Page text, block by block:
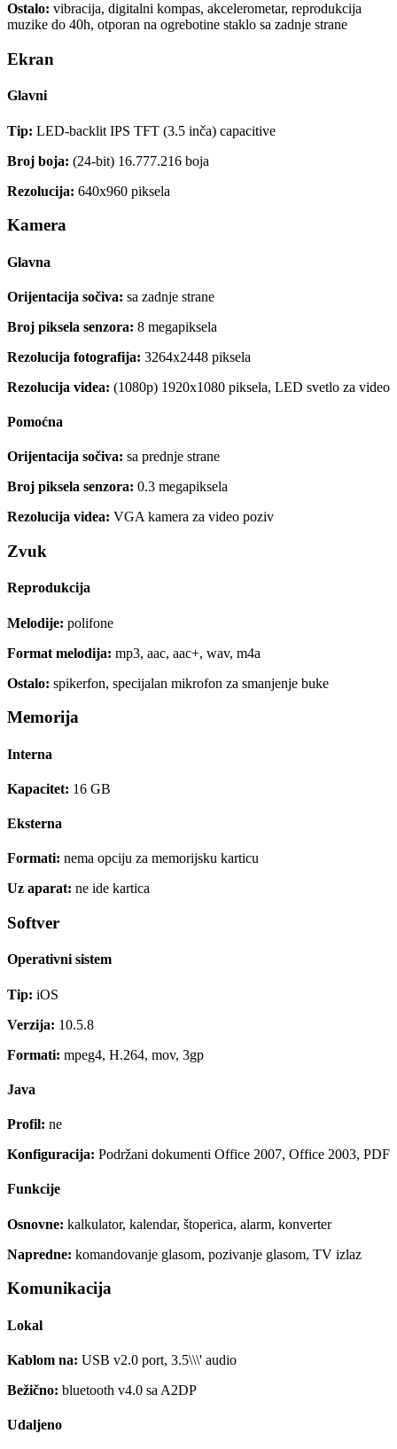
Ostalo: vibracija, digitalni kompas, akcelerometar, reprodukcija
muzike do 40h, otporan na ogrebotine staklo sa zadnje strane
Ekran
Glavni
Tip: LED-backlit IPS TFT (3.5 inča) capacitive
Broj boja: (24-bit) 16.777.216 boja
Rezolucija: 640x960 piksela
Kamera
Glavna
Orijentacija sočiva: sa zadnje strane
Broj piksela senzora: 8 megapiksela
Rezolucija fotografija: 3264x2448 piksela
Rezolucija videa: (1080p) 1920x1080 piksela, LED svetlo za video
Pomoćna
Orijentacija sočiva: sa prednje strane
Broj piksela senzora: 0.3 megapiksela
Rezolucija videa: VGA kamera za video poziv
Zvuk
Reprodukcija
Melodije: polifone
Format melodija: mp3, aac, aac+, wav, m4a
Ostalo: spikerfon, specijalan mikrofon za smanjenje buke
Memorija
Interna
Kapacitet: 16 GB
Eksterna
Formati: nema opciju za memorijsku karticu
Uz aparat: ne ide kartica
Softver
Operativni sistem
Tip: iOS
Verzija: 10.5.8
Formati: mpeg4, H.264, mov, 3gp
Java
Profil: ne
Konfiguracija: Podržani dokumenti Office 2007, Office 2003, PDF
Funkcije
Osnovne: kalkulator, kalendar, štoperica, alarm, konverter
Napredne: komandovanje glasom, pozivanje glasom, TV izlaz
Komunikacija
Lokal
Kablom na: USB v2.0 port, 3.5\\\' audio
Bežično: bluetooth v4.0 sa A2DP
Udaljeno